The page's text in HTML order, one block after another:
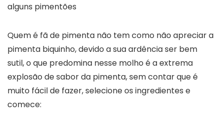
Quem é fã de pimenta não tem como não apreciar a
pimenta biquinho, devido a sua ardência ser bem
sutil, o que predomina nesse molho é a extrema
explosão de sabor da pimenta, sem contar que é
muito fácil de fazer, selecione os ingredientes e
comece: